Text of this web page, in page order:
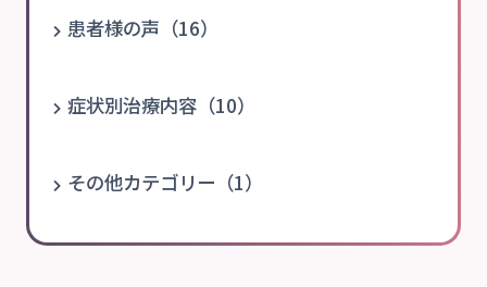
患者様の声（16）
症状別治療内容（10）
その他カテゴリー（1）